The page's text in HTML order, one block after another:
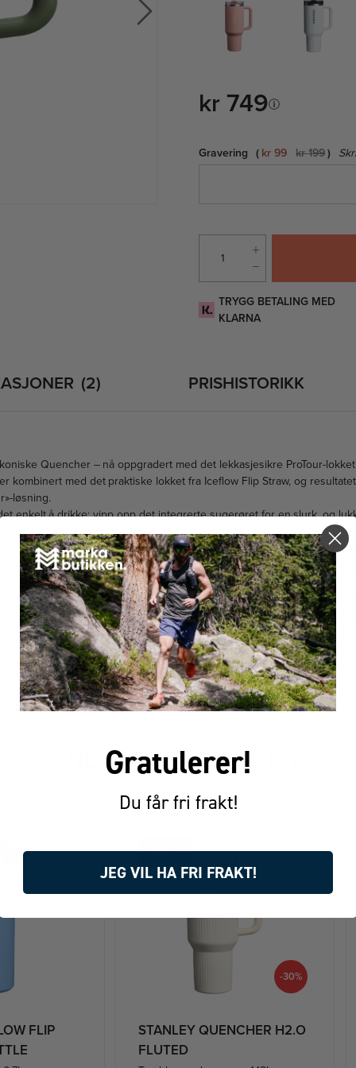
kr 749
Gravering kr 99 kr 199
TRYGG BETALING MED
KLARNA
2 PRISHISTORIKK
Quencher – nå oppgradert med det lekkasjesikre ProTour-
kombinert med det praktiske lokket fra Iceflow Flip Straw, og
løsning.
enkelt å drikke: vipp opp det integrerte sugerøret for en slurk, og
er tumbleren helt tett.
laget av 90 % resirkulert rustfritt stål og er utviklet for mer bærekraftig
jobb, på trening eller på farten, er dette koppen du alltid vil ha med
drikken seg kald i opptil 11 timer – og opptil 2 dager med is.
med komfortgrep gjør koppen enkel å bære, mens den smale
I tillegg er alle deler oppvaskmaskinsikre. Dette er must-have
ANDRE KJØPTE DETTE
FLIP
-30%
STANLEY QUENCHER H2.O
FLUTED
Gratulerer!
Du får fri frakt!
JEG VIL HA FRI FRAKT!